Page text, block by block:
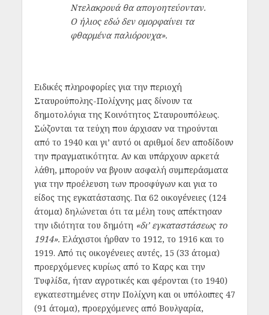
Ντελακρουά θα απογοητεύονταν.
Ο ήλιος εδώ δεν ομορφαίνει τα
φθαρμένα παλιόρουχα».
Ειδικές πληροφορίες για την περιοχή
Σταυρούπολης-Πολίχνης μας δίνουν τα
δημοτολόγια της Κοινότητος Σταυρουπόλεως.
Σώζονται τα τεύχη που άρχισαν να τηρούνται
από το 1940 και γι’ αυτό οι αριθμοί δεν αποδίδουν
την πραγματικότητα. Αν και υπάρχουν αρκετά
λάθη, μπορούν να βγουν ασφαλή συμπεράσματα
για την προέλευση των προσφύγων και για το
είδος της εγκατάστασης. Για 62 οικογένειες (124
άτομα) δηλώνεται ότι τα μέλη τους απέκτησαν
την ιδιότητα του δημότη «δι’ εγκαταστάσεως το
1914». Ελάχιστοι ήρθαν το 1912, το 1916 και το
1919. Από τις οικογένειες αυτές, 15 (33 άτομα)
προερχόμενες κυρίως από το Καρς και την
Τυφλίδα, ήταν αγροτικές και φέρονται (το 1940)
εγκατεστημένες στην Πολίχνη και οι υπόλοιπες 47
(91 άτομα), προερχόμενες από Βουλγαρία,